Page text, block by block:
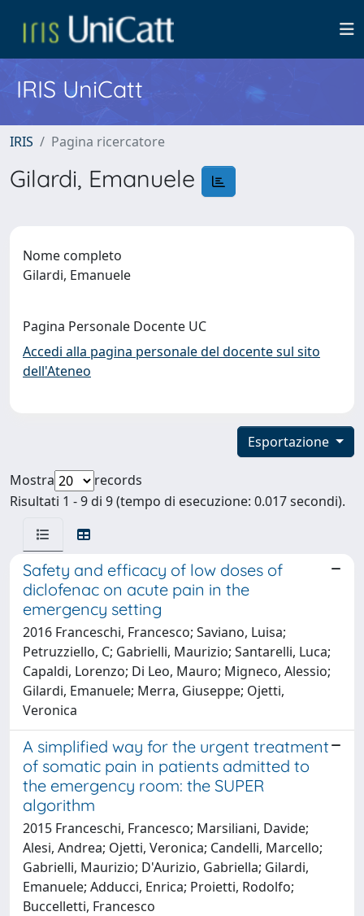
IRIS UniCatt
IRIS Pagina ricercatore
Gilardi, Emanuele
Nome completo
Gilardi, Emanuele
Pagina Personale Docente UC
Accedi alla pagina personale del docente sul sito
dell'Ateneo
Esportazione
Mostra
records
Risultati 1 - 9 di 9 (tempo di esecuzione: 0.017 secondi).
Safety and efficacy of low doses of
diclofenac on acute pain in the
emergency setting
2016 Franceschi, Francesco; Saviano, Luisa;
Petruzziello, C; Gabrielli, Maurizio; Santarelli, Luca;
Capaldi, Lorenzo; Di Leo, Mauro; Migneco, Alessio;
Gilardi, Emanuele; Merra, Giuseppe; Ojetti,
Veronica
A simplified way for the urgent treatment
of somatic pain in patients admitted to
the emergency room: the SUPER
algorithm
2015 Franceschi, Francesco; Marsiliani, Davide;
Alesi, Andrea; Ojetti, Veronica; Candelli, Marcello;
Gabrielli, Maurizio; D'Aurizio, Gabriella; Gilardi,
Emanuele; Adducci, Enrica; Proietti, Rodolfo;
Buccelletti, Francesco